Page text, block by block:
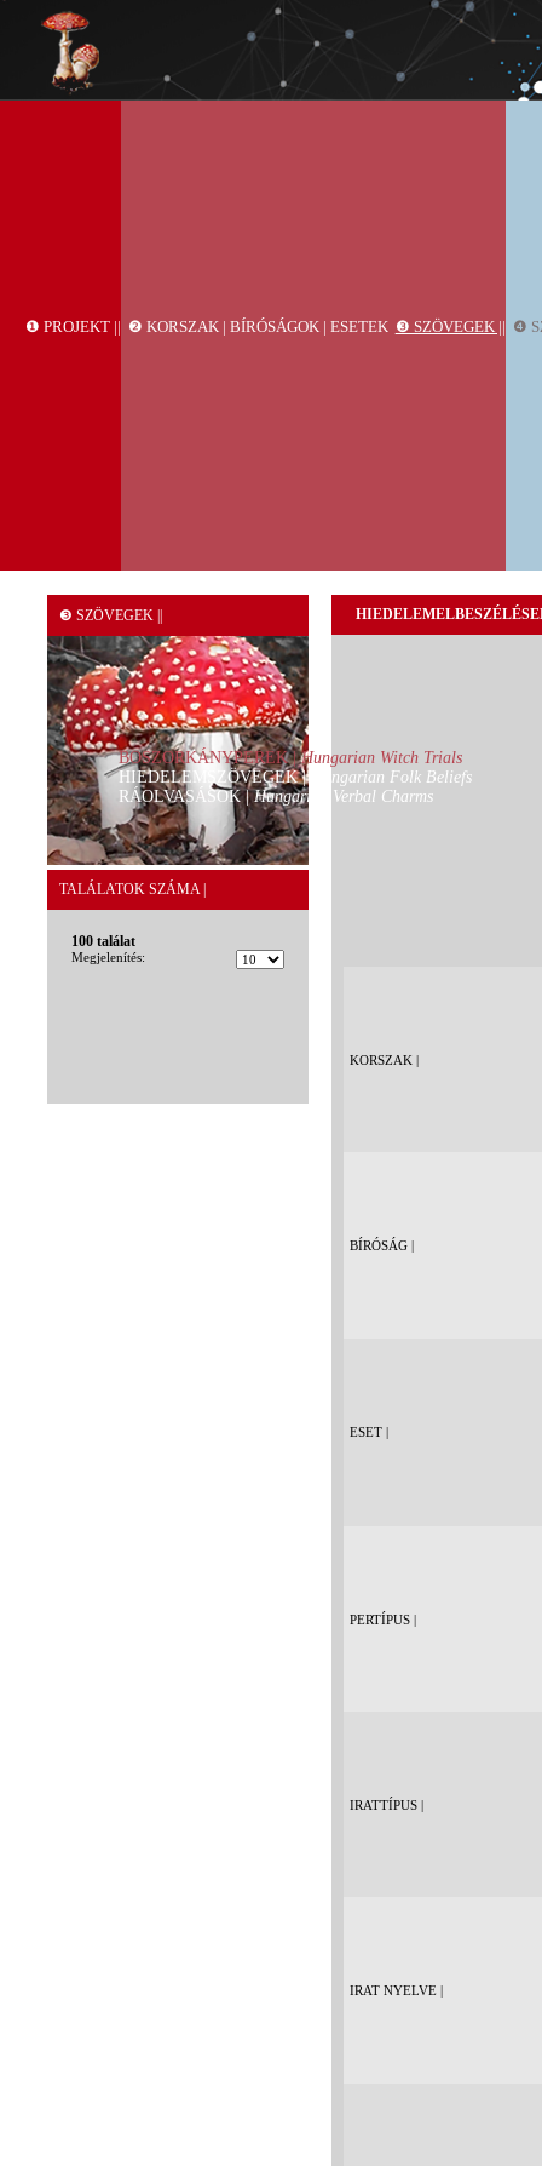
BOSZORKÁNYPEREK |Hungarian Witch Trials
HIEDELEMSZÖVEGEK |
Hungarian Folk Beliefs
RÁOLVASÁSOK |Hungarian Verbal Charms
❶ PROJEKT || ❷ KORSZAK | BÍRÓSÁGOK | ESETEK ❸ SZÖVEGEK || ❹
❸ SZÖVEGEK ||
TALÁLATOK SZÁMA |
100 találat
Megjelenítés:
KORSZAK |
BÍRÓSÁG |
ESET |
PERTÍPUS |
IRATTÍPUS |
IRAT NYELVE |